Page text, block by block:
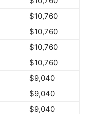
$10,760
$10,760
$10,760
$10,760
$9,040
$9,040
$9,040